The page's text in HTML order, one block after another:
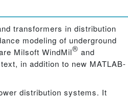
transformers in distribution
modeling of underground
Milsoft WindMil® and
in addition to new MATLAB-
distribution systems. It